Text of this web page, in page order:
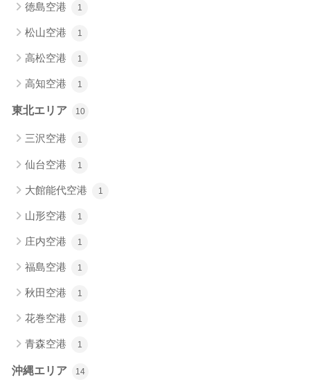
徳島空港 1
松山空港 1
高松空港 1
高知空港 1
東北エリア 10
三沢空港 1
仙台空港 1
大館能代空港 1
山形空港 1
庄内空港 1
福島空港 1
秋田空港 1
花巻空港 1
青森空港 1
沖縄エリア 14